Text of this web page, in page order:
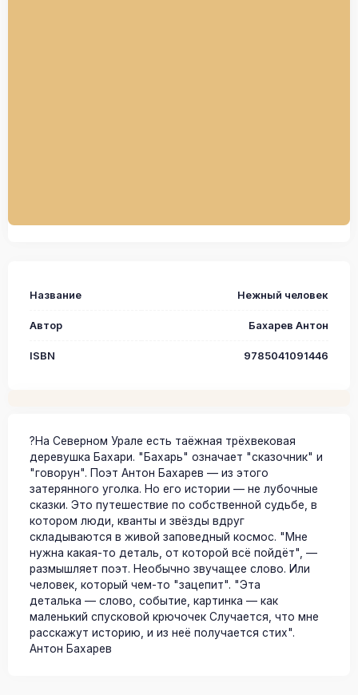
Название Нежный человек
Автор Бахарев Антон
ISBN 9785041091446
?На Северном Урале есть таёжная трёхвековая
деревушка Бахари. "Бахарь" означает "сказочник" и
"говорун". Поэт Антон Бахарев — из этого
затерянного уголка. Но его истории — не лубочные
сказки. Это путешествие по собственной судьбе, в
котором люди, кванты и звёзды вдруг
складываются в живой заповедный космос. "Мне
нужна какая-то деталь, от которой всё пойдёт", —
размышляет поэт. Необычно звучащее слово. Или
человек, который чем-то "зацепит". "Эта
деталька — слово, событие, картинка — как
маленький спусковой крючочек Случается, что мне
расскажут историю, и из неё получается стих".
Антон Бахарев